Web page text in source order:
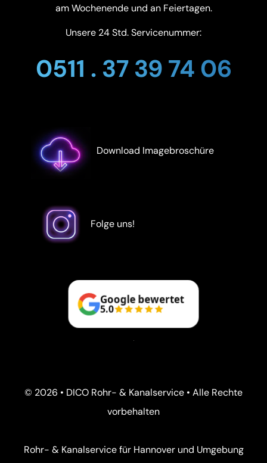
am Wochenende und an Feiertagen.
Unsere 24 Std. Servicenummer:
0511 . 37 39 74 06
Download Imagebroschüre
Folge uns!
Google bewertet
5.0
© 2026 • DICO Rohr- & Kanalservice • Alle Rechte
vorbehalten
Rohr- & Kanalservice für Hannover und Umgebung